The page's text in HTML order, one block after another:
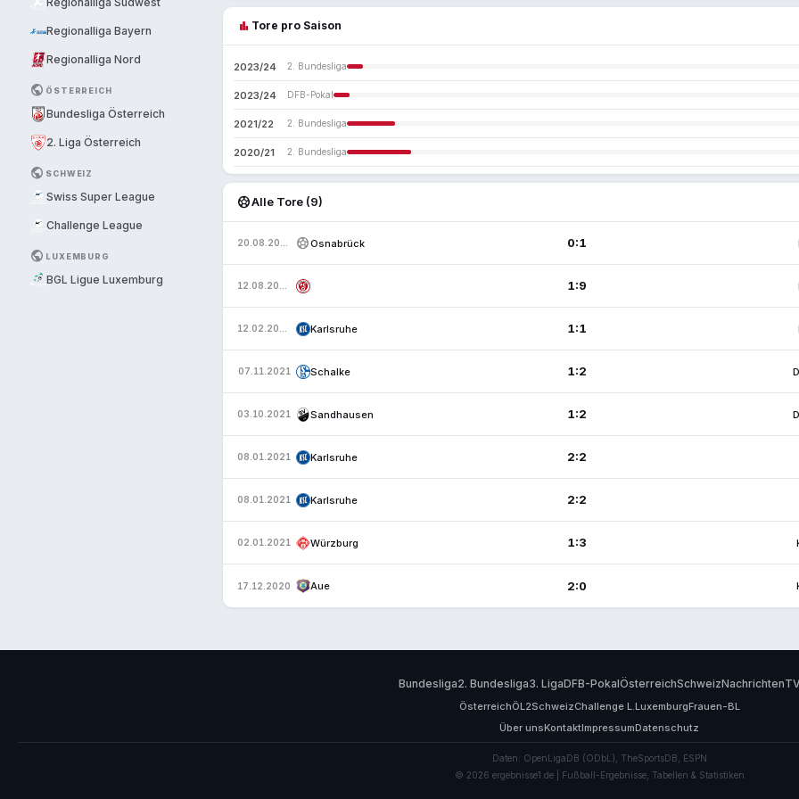
Regionalliga Bayern
Regionalliga Nord
PUBLIC ÖSTERREICH
Bundesliga Österreich
2. Liga Österreich
PUBLIC SCHWEIZ
Swiss Super League
Challenge League
PUBLIC LUXEMBURG
BGL Ligue Luxemburg
bar_chart Tore pro Saison
2023/24 2. Bundesliga
2023/24 DFB-Pokal
2021/22 2. Bundesliga
2020/21 2. Bundesliga
sports_soccerAlle Tore (9)
sports_soccerOsnabrück 0:1
1:9
Karlsruhe 1:1
07.11.2021 Schalke 1:2
03.10.2021 Sandhausen 1:2
08.01.2021 Karlsruhe 2:2
08.01.2021 Karlsruhe 2:2
02.01.2021 Würzburg 1:3
17.12.2020 Aue 2:0
Bundesliga2. Bundesliga3. LigaDFB-PokalÖsterreichSchweizNachrichtenTV
ÖsterreichÖL2SchweizChallenge L.LuxemburgFrauen-BL
Über unsKontaktImpressumDatenschutz
Daten: OpenLigaDB (ODbL), TheSportsDB, ESPN
© 2026 ergebnisse1.de | Fußball-Ergebnisse, Tabellen & Statistiken